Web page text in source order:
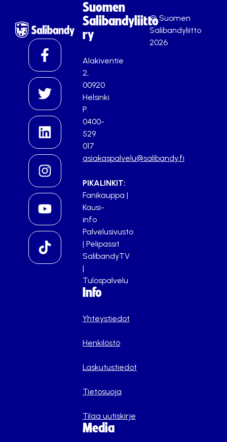
Suomen
Salibandyliitto
ry
Alakiventie
2,
00920
Helsinki
P.
0400-
529
017
asiakaspalvelu@salibandy.fi
PIKALINKIT:
Fanikauppa |
Kausi-
info
Palvelusivusto
| Pelipassit
SalibandyTV
|
Tulospalvelu
Info
Yhteystiedot
Henkilöstö
Laskutustiedot
Tietosuoja
Tilaa uutiskirje
Media
© Suomen
Salibandyliitto
2026